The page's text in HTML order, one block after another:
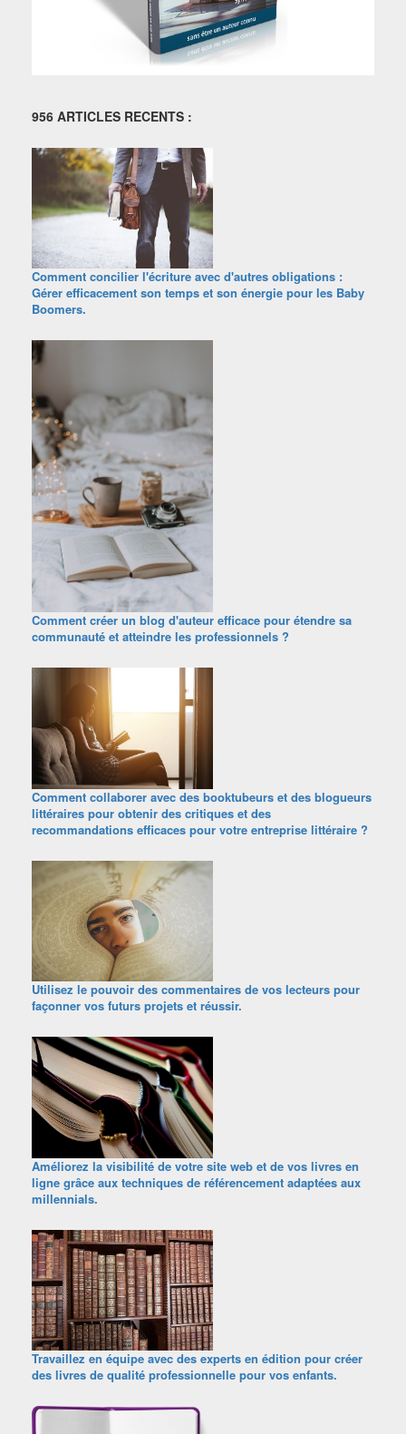
956 ARTICLES RECENTS :
Comment concilier l'écriture avec d'autres obligations :
Gérer efficacement son temps et son énergie pour les Baby
Boomers.
Comment créer un blog d'auteur efficace pour étendre sa
communauté et atteindre les professionnels ?
Comment collaborer avec des booktubeurs et des blogueurs
littéraires pour obtenir des critiques et des
recommandations efficaces pour votre entreprise littéraire ?
Utilisez le pouvoir des commentaires de vos lecteurs pour
façonner vos futurs projets et réussir.
Améliorez la visibilité de votre site web et de vos livres en
ligne grâce aux techniques de référencement adaptées aux
millennials.
Travaillez en équipe avec des experts en édition pour créer
des livres de qualité professionnelle pour vos enfants.